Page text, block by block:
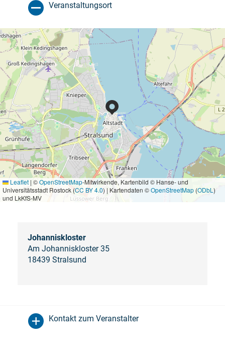
Veranstaltungsort
Leaflet | ©OpenStreetMap-Mitwirkende, Kartenbild © Hanse- und
Universitätsstadt Rostock (CC BY 4.0) | Kartendaten ©OpenStreetMap (ODbL)
und LkKfS-MV
Johanniskloster
Am Johanniskloster 35
18439 Stralsund
Kontakt zum Veranstalter